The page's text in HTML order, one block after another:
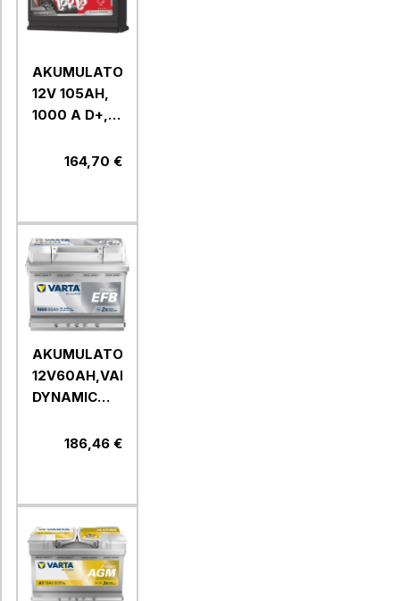
AKUMULATOR
12V 105AH,
1000 A D+,
TRAKTOR,TOPLA
164,70 €
AKUMULATOR
12V60AH,VARTA
DYNAMIC
186,46 €